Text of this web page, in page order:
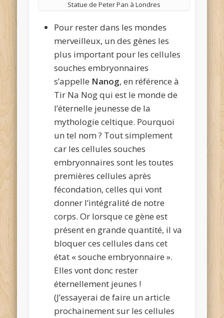
Statue de Peter Pan à Londres
Pour rester dans les mondes
merveilleux, un des gènes les
plus important pour les cellules
souches embryonnaires
s’appelle Nanog, en référence à
Tir Na Nog qui est le monde de
l’éternelle jeunesse de la
mythologie celtique. Pourquoi
un tel nom ? Tout simplement
car les cellules souches
embryonnaires sont les toutes
premières cellules après
fécondation, celles qui vont
donner l’intégralité de notre
corps. Or lorsque ce gène est
présent en grande quantité, il va
bloquer ces cellules dans cet
état « souche embryonnaire ».
Elles vont donc rester
éternellement jeunes !
(J’essayerai de faire un article
prochainement sur les cellules